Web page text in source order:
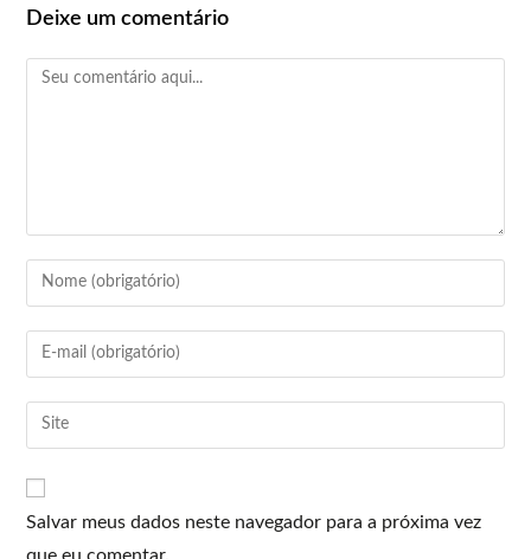
Deixe um comentário
Salvar meus dados neste navegador para a próxima vez
que eu comentar.